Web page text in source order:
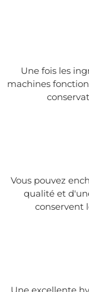
Une fois les
machines
Vous pouvez
qualité et
conservent